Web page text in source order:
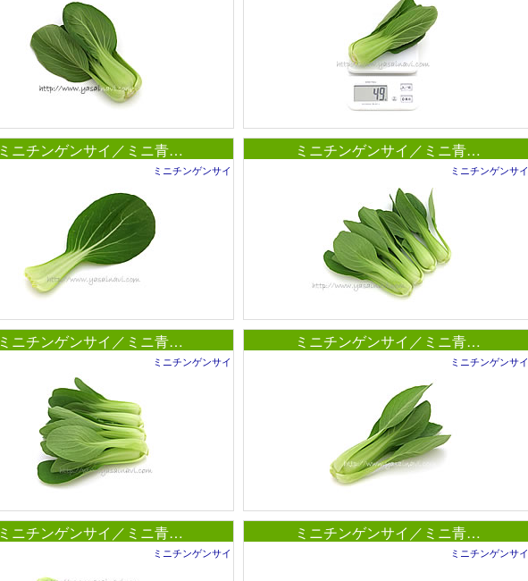
ミニチンゲンサイ／ミニ青…
ミニチンゲンサイ
ミニチンゲンサイ／ミニ青…
ミニチンゲンサイ
ミニチンゲンサイ／ミニ青…
ミニチンゲンサイ
ミニチンゲンサイ／ミニ青…
ミニチンゲンサイ
ミニチンゲンサイ／ミニ青…
ミニチンゲンサイ
ミニチンゲンサイ／ミニ青…
ミニチンゲンサイ